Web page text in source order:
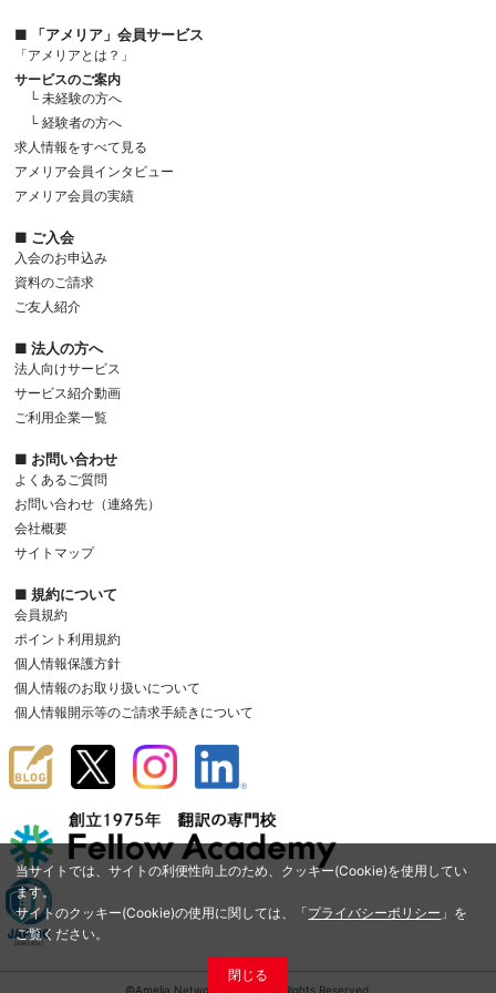
当サイトでは、サイトの利便性向上のため、クッキー(Cookie)を使用してい
ます。
サイトのクッキー(Cookie)の使用に関しては、「プライバシーポリシー 」を
ご覧ください。
閉じる
■ 「アメリア」会員サービス
「アメリアとは？」
サービスのご案内
└ 未経験の方へ
└ 経験者の方へ
求人情報をすべて見る
アメリア会員インタビュー
アメリア会員の実績
■ ご入会
入会のお申込み
資料のご請求
ご友人紹介
■ 法人の方へ
法人向けサービス
サービス紹介動画
ご利用企業一覧
■ お問い合わせ
よくあるご質問
お問い合わせ（連絡先）
会社概要
サイトマップ
■ 規約について
会員規約
ポイント利用規約
個人情報保護方針
個人情報のお取り扱いについて
個人情報開示等のご請求手続きについて
©Amelia Network Co.,Ltd. All Rights Reserved.